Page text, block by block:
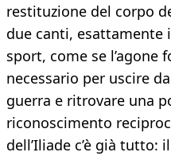
restituzione del corpo
due canti, esattamente
sport, come se l’agone
necessario per uscire
guerra e ritrovare una
riconoscimento
dell’Iliade c’è già tutto: